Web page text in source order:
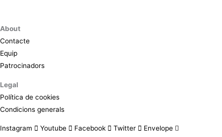
About
Contacte
Equip
Patrocinadors
Legal
Política de cookies
Condicions generals
Instagram Youtube Facebook Twitter
Envelope